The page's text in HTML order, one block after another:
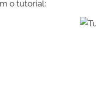
o tutorial: